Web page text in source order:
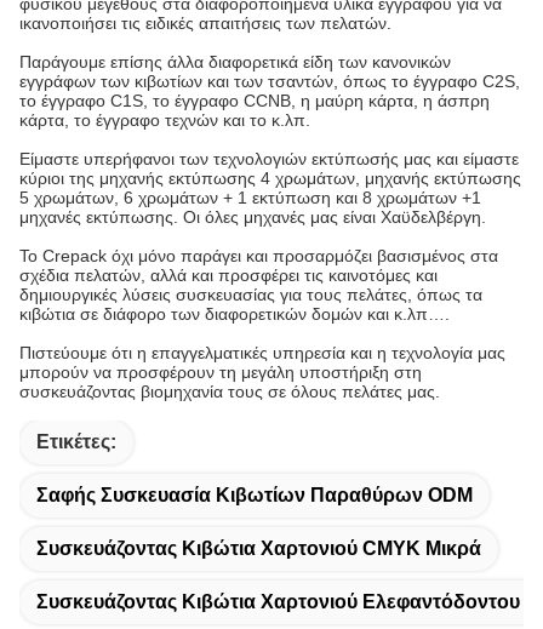
ικανοποιήσει τις ειδικές απαιτήσεις των πελατών.
Παράγουμε επίσης άλλα διαφορετικά είδη των κανονικών
εγγράφων των κιβωτίων και των τσαντών, όπως το έγγραφο C2S,
το έγγραφο C1S, το έγγραφο CCNB, η μαύρη κάρτα, η άσπρη
κάρτα, το έγγραφο τεχνών και το κ.λπ.
Είμαστε υπερήφανοι των τεχνολογιών εκτύπωσής μας και είμαστε
κύριοι της μηχανής εκτύπωσης 4 χρωμάτων, μηχανής εκτύπωσης
5 χρωμάτων, 6 χρωμάτων + 1 εκτύπωση και 8 χρωμάτων +1
μηχανές εκτύπωσης. Οι όλες μηχανές μας είναι Χαϋδελβέργη.
Το Crepack όχι μόνο παράγει και προσαρμόζει βασισμένος στα
σχέδια πελατών, αλλά και προσφέρει τις καινοτόμες και
δημιουργικές λύσεις συσκευασίας για τους πελάτες, όπως τα
κιβώτια σε διάφορο των διαφορετικών δομών και κ.λπ….
Πιστεύουμε ότι η επαγγελματικές υπηρεσία και η τεχνολογία μας
μπορούν να προσφέρουν τη μεγάλη υποστήριξη στη
συσκευάζοντας βιομηχανία τους σε όλους πελάτες μας.
Ετικέτες:
Σαφής Συσκευασία Κιβωτίων Παραθύρων ODM
Συσκευάζοντας Κιβώτια Χαρτονιού CMYK Μικρά
Συσκευάζοντας Κιβώτια Χαρτονιού Ελεφαντόδοντου